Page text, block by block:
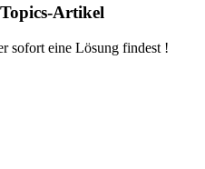
Artikel
sofort eine Lösung findest !